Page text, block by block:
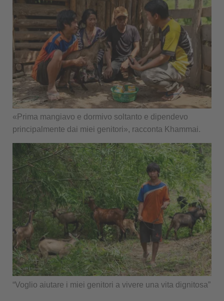
«Prima mangiavo e dormivo soltanto e dipendevo
principalmente dai miei genitori», racconta Khammai.
“Voglio aiutare i miei genitori a vivere una vita dignitosa”